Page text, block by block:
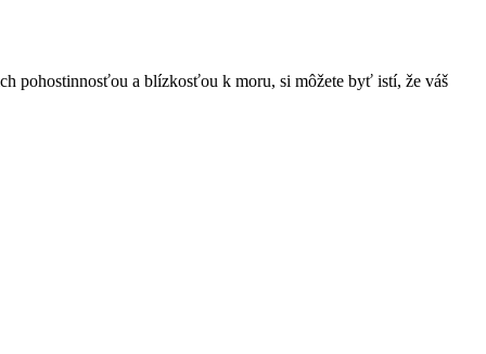
pohostinnosťou a blízkosťou k moru, si môžete byť istí, že váš